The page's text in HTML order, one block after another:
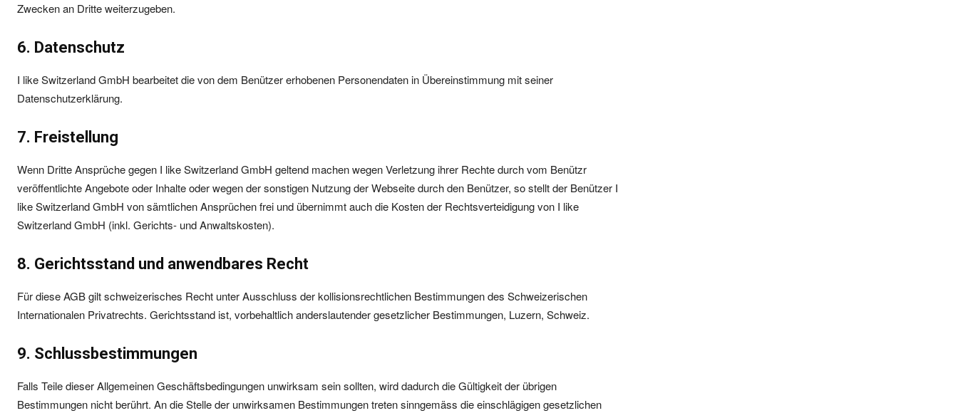
Zwecken an Dritte weiterzugeben.
6. Datenschutz
I like Switzerland GmbH bearbeitet die von dem Benützer erhobenen Personendaten in Übereinstimmung mit seiner
Datenschutzerklärung.
7. Freistellung
Wenn Dritte Ansprüche gegen I like Switzerland GmbH geltend machen wegen Verletzung ihrer Rechte durch vom Benützr
veröffentlichte Angebote oder Inhalte oder wegen der sonstigen Nutzung der Webseite durch den Benützer, so stellt der Benützer I
like Switzerland GmbH von sämtlichen Ansprüchen frei und übernimmt auch die Kosten der Rechtsverteidigung von I like
Switzerland GmbH (inkl. Gerichts- und Anwaltskosten).
8. Gerichtsstand und anwendbares Recht
Für diese AGB gilt schweizerisches Recht unter Ausschluss der kollisionsrechtlichen Bestimmungen des Schweizerischen
Internationalen Privatrechts. Gerichtsstand ist, vorbehaltlich anderslautender gesetzlicher Bestimmungen, Luzern, Schweiz.
9. Schlussbestimmungen
Falls Teile dieser Allgemeinen Geschäftsbedingungen unwirksam sein sollten, wird dadurch die Gültigkeit der übrigen
Bestimmungen nicht berührt. An die Stelle der unwirksamen Bestimmungen treten sinngemäss die einschlägigen gesetzlichen